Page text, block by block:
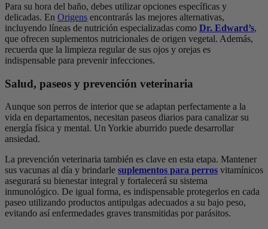
Para su hora del baño, debes utilizar opciones específicas y
delicadas. En Origens encontrarás las mejores alternativas,
incluyendo líneas de nutrición especializadas como Dr. Edward’s,
que ofrecen suplementos nutricionales de origen vegetal. Además,
recuerda que la limpieza regular de sus ojos y orejas es
indispensable para prevenir infecciones.
Salud, paseos y prevención veterinaria
Aunque son perros de interior que se adaptan perfectamente a la
vida en departamentos, necesitan paseos diarios para canalizar su
energía física y mental. Un Yorkie aburrido puede desarrollar
ansiedad.
La prevención veterinaria también es clave en esta etapa. Mantener
sus vacunas al día y brindarle suplementos para perros vitamínicos
asegurará su bienestar integral y fortalecerá su sistema
inmunológico. De igual forma, es indispensable protegerlos en cada
paseo utilizando productos antipulgas adecuados a su bajo peso,
evitando así enfermedades graves transmitidas por parásitos.